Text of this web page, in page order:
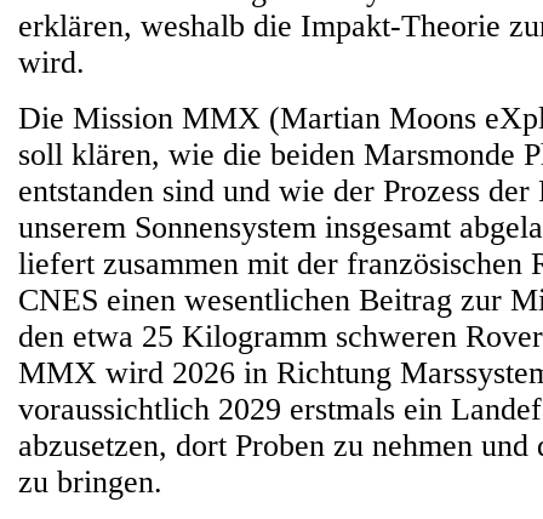
erklären, weshalb die Impakt-Theorie
wird.
Die Mission MMX (Martian Moons
soll klären, wie die beiden Marsmonde
entstanden sind und wie der Prozess
unserem Sonnensystem insgesamt
liefert zusammen mit der französischen
CNES einen wesentlichen Beitrag zur
den etwa 25 Kilogramm schweren
MMX wird 2026 in Richtung
voraussichtlich 2029 erstmals ein
abzusetzen, dort Proben zu nehmen
zu bringen.